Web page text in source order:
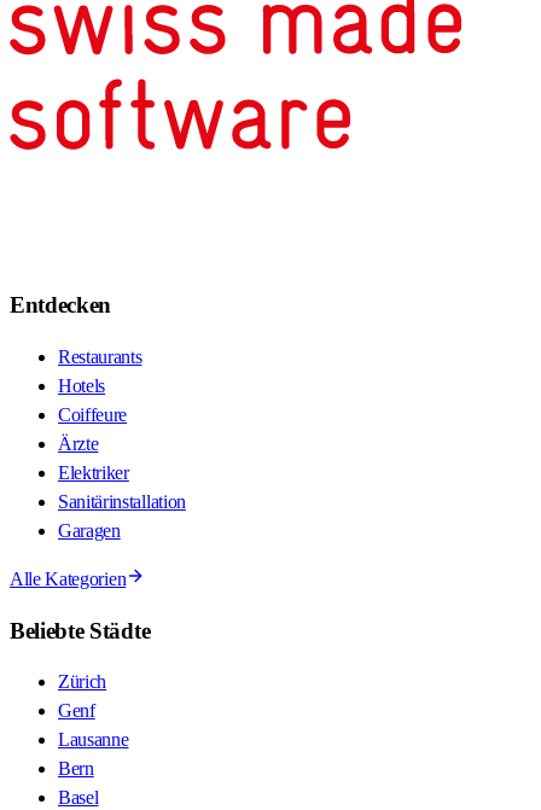
Entdecken
Restaurants
Hotels
Coiffeure
Ärzte
Elektriker
Sanitärinstallation
Garagen
Alle Kategorien
Beliebte Städte
Zürich
Genf
Lausanne
Bern
Basel